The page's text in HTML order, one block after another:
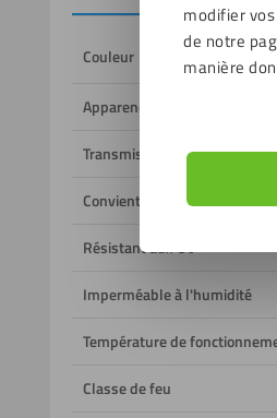
modifier
de notre
manière
Couleur
Apparence
Transmission de la lumière
Convient à un usage
Résistant aux UV
Imperméable à l'humidité
Température de
Classe de feu